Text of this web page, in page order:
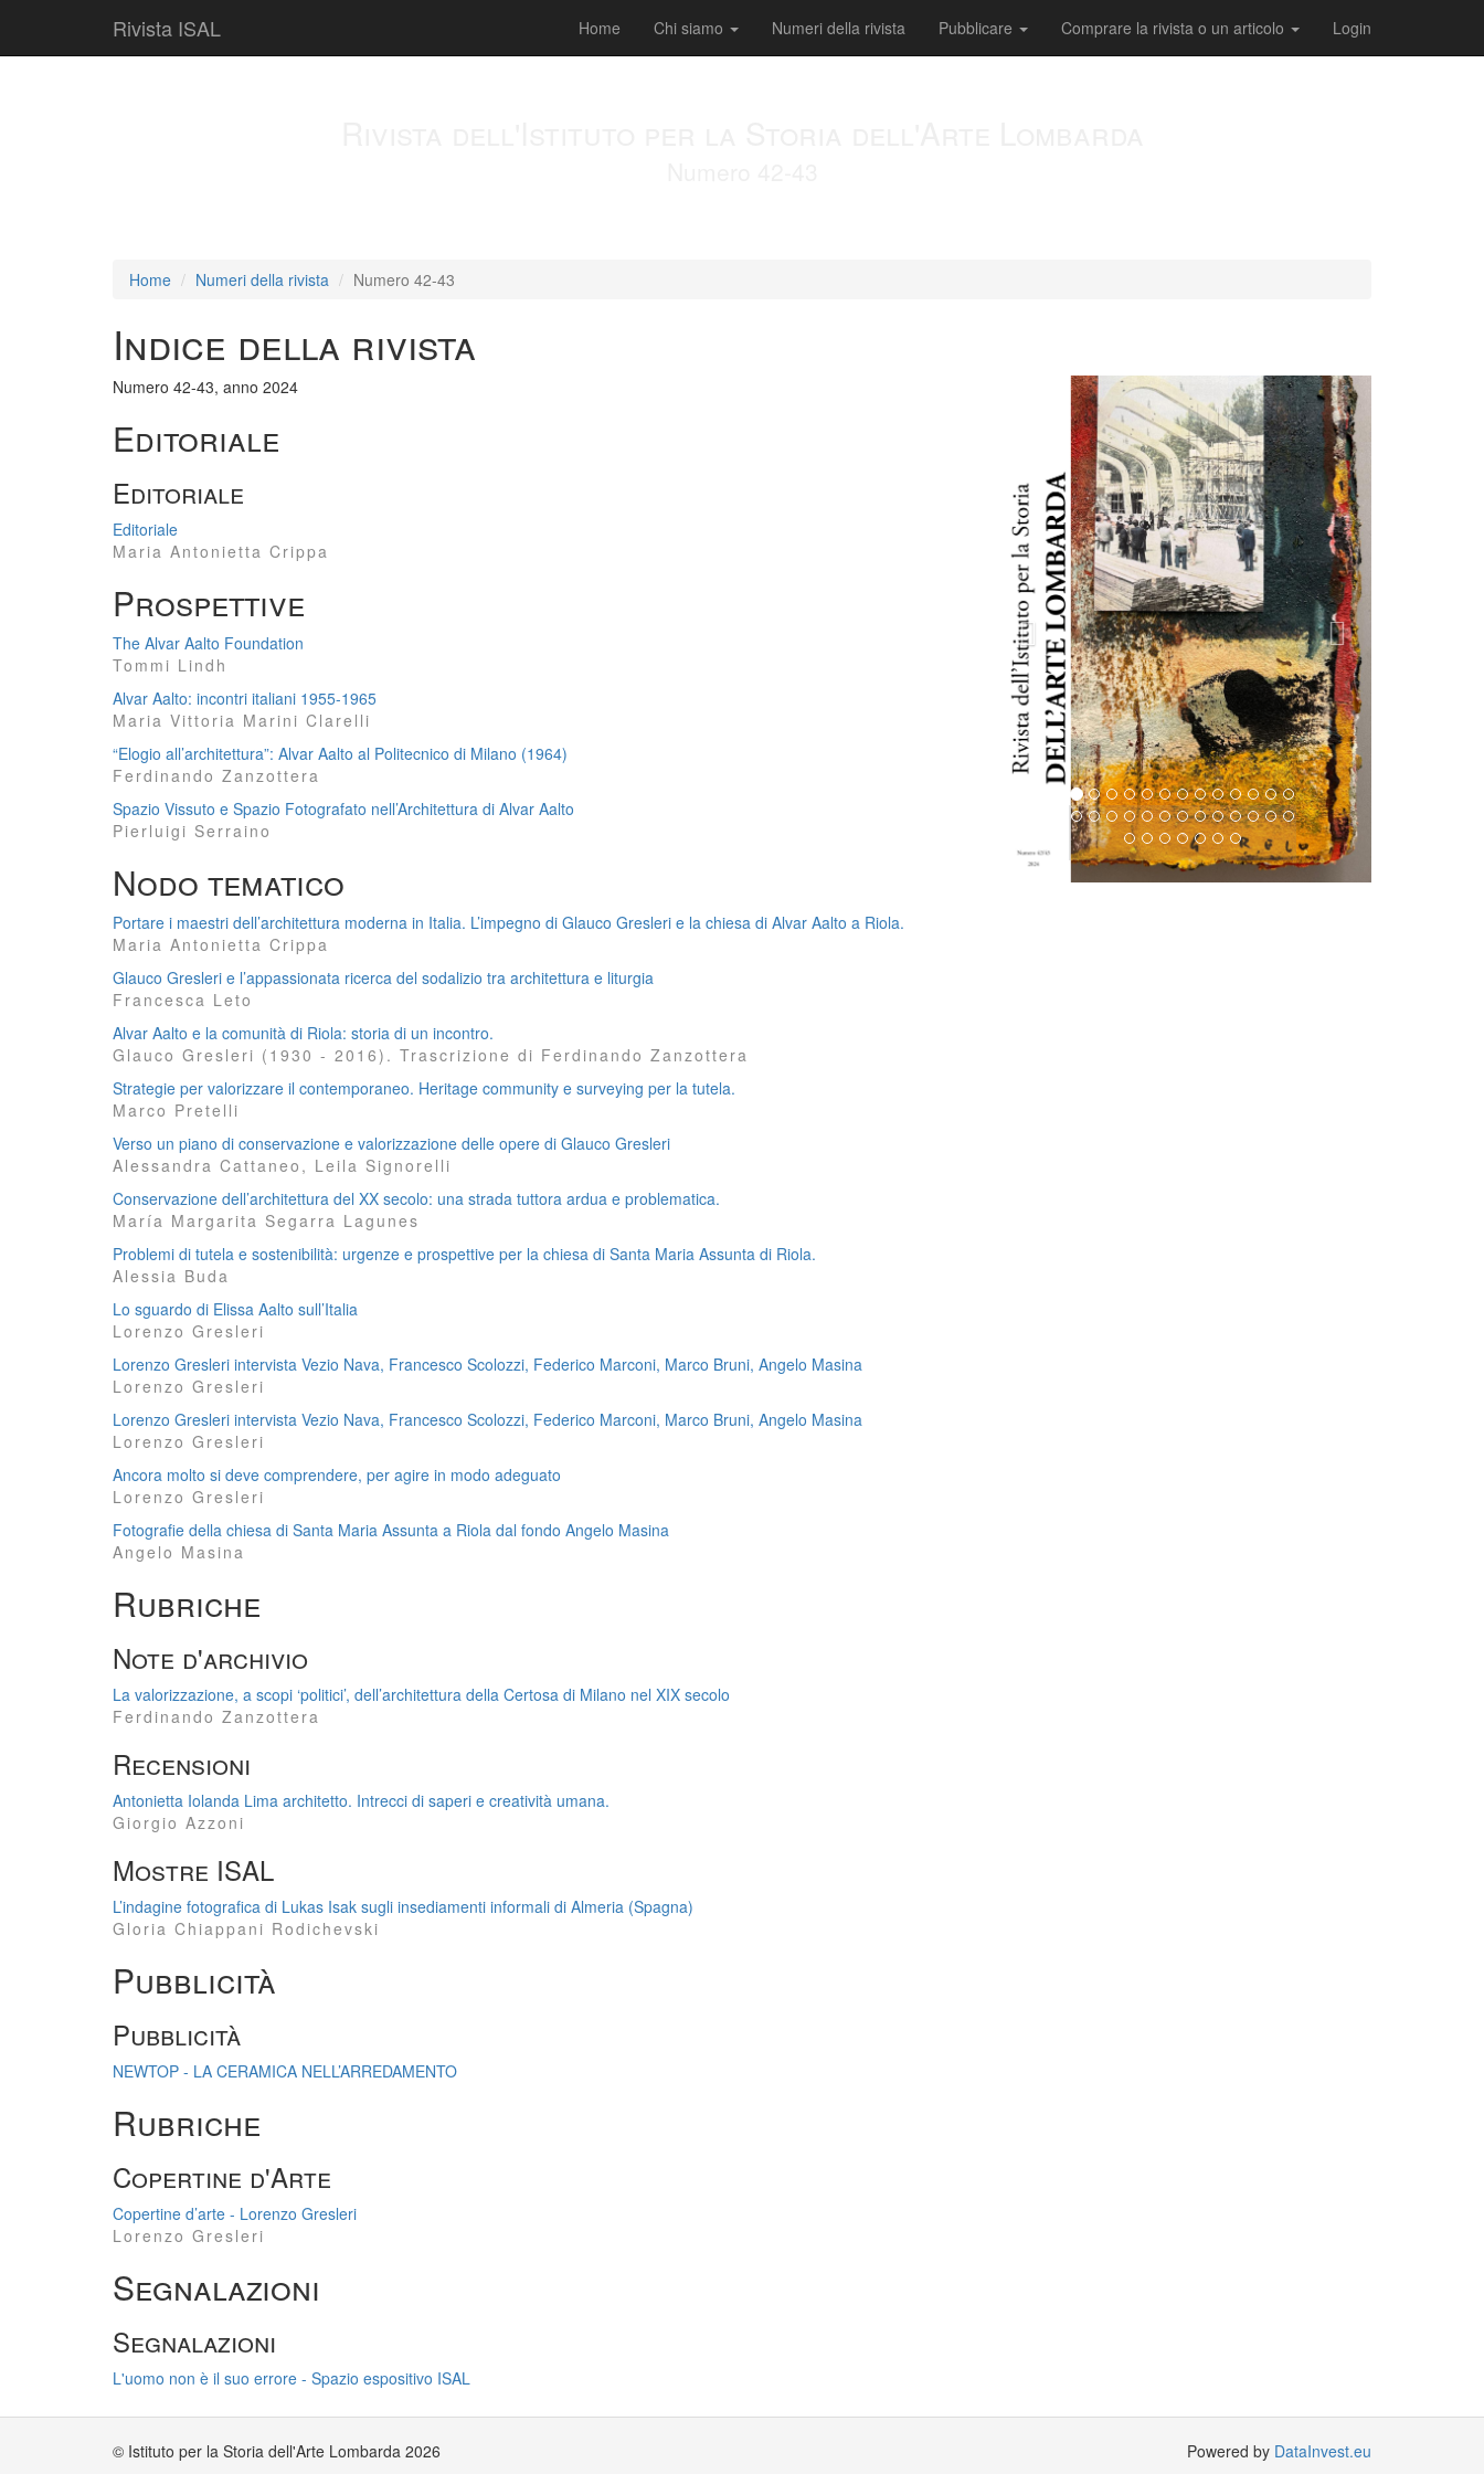
Rivista ISAL Home Chi siamo Numeri della rivista Pubblicare Comprare la rivista o un articolo Login
Home Numeri della rivista Numero 42-43
Indice della rivista
Numero 42-43, anno 2024
Editoriale
Editoriale
Editoriale
Maria Antonietta Crippa
Prospettive
The Alvar Aalto Foundation
Tommi Lindh
Alvar Aalto: incontri italiani 1955-1965
Maria Vittoria Marini Clarelli
“Elogio all’architettura”: Alvar Aalto al Politecnico di Milano (1964)
Ferdinando Zanzottera
Spazio Vissuto e Spazio Fotografato nell’Architettura di Alvar Aalto
Pierluigi Serraino
Nodo tematico
Portare i maestri dell’architettura moderna in Italia. L’impegno di Glauco Gresleri e la chiesa di Alvar Aalto a Riola.
Maria Antonietta Crippa
Glauco Gresleri e l’appassionata ricerca del sodalizio tra architettura e liturgia
Francesca Leto
Alvar Aalto e la comunità di Riola: storia di un incontro.
Glauco Gresleri (1930 - 2016). Trascrizione di Ferdinando Zanzottera
Strategie per valorizzare il contemporaneo. Heritage community e surveying per la tutela.
Marco Pretelli
Verso un piano di conservazione e valorizzazione delle opere di Glauco Gresleri
Alessandra Cattaneo, Leila Signorelli
Conservazione dell’architettura del XX secolo: una strada tuttora ardua e problematica.
María Margarita Segarra Lagunes
Problemi di tutela e sostenibilità: urgenze e prospettive per la chiesa di Santa Maria Assunta di Riola.
Alessia Buda
Lo sguardo di Elissa Aalto sull’Italia
Lorenzo Gresleri
Lorenzo Gresleri intervista Vezio Nava, Francesco Scolozzi, Federico Marconi, Marco Bruni, Angelo Masina
Lorenzo Gresleri
Lorenzo Gresleri intervista Vezio Nava, Francesco Scolozzi, Federico Marconi, Marco Bruni, Angelo Masina
Lorenzo Gresleri
Ancora molto si deve comprendere, per agire in modo adeguato
Lorenzo Gresleri
Fotografie della chiesa di Santa Maria Assunta a Riola dal fondo Angelo Masina
Angelo Masina
Rubriche
Note d'archivio
La valorizzazione, a scopi ‘politici’, dell’architettura della Certosa di Milano nel XIX secolo
Ferdinando Zanzottera
Recensioni
Antonietta Iolanda Lima architetto. Intrecci di saperi e creatività umana.
Giorgio Azzoni
Mostre ISAL
L’indagine fotografica di Lukas Isak sugli insediamenti informali di Almeria (Spagna)
Gloria Chiappani Rodichevski
Pubblicità
Pubblicità
NEWTOP - LA CERAMICA NELL’ARREDAMENTO
Rubriche
Copertine d'Arte
Copertine d’arte - Lorenzo Gresleri
Lorenzo Gresleri
Segnalazioni
Segnalazioni
L'uomo non è il suo errore - Spazio espositivo ISAL
© Istituto per la Storia dell'Arte Lombarda 2026 Powered by DataInvest.eu